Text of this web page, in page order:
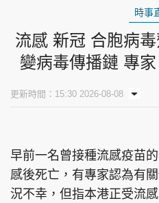
時事
流感 新冠 合胞病
變病毒傳播鏈 專
更新時間：15:30 2026-08-08
早前一名曾接種流感疫苗
感後死亡，有專家認為有
況不幸，但指本港正受流